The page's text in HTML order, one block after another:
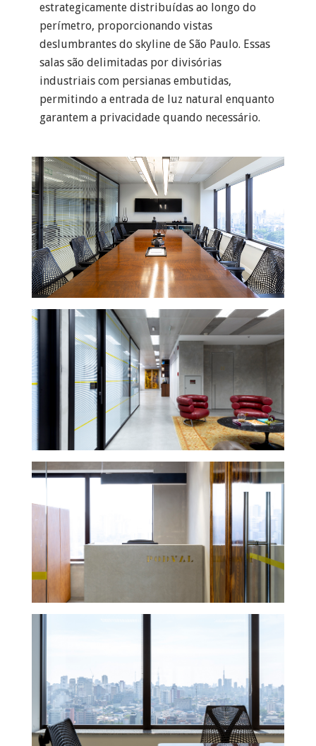
estrategicamente distribuídas ao longo do
perímetro, proporcionando vistas
deslumbrantes do skyline de São Paulo. Essas
salas são delimitadas por divisórias
industriais com persianas embutidas,
permitindo a entrada de luz natural enquanto
garantem a privacidade quando necessário.